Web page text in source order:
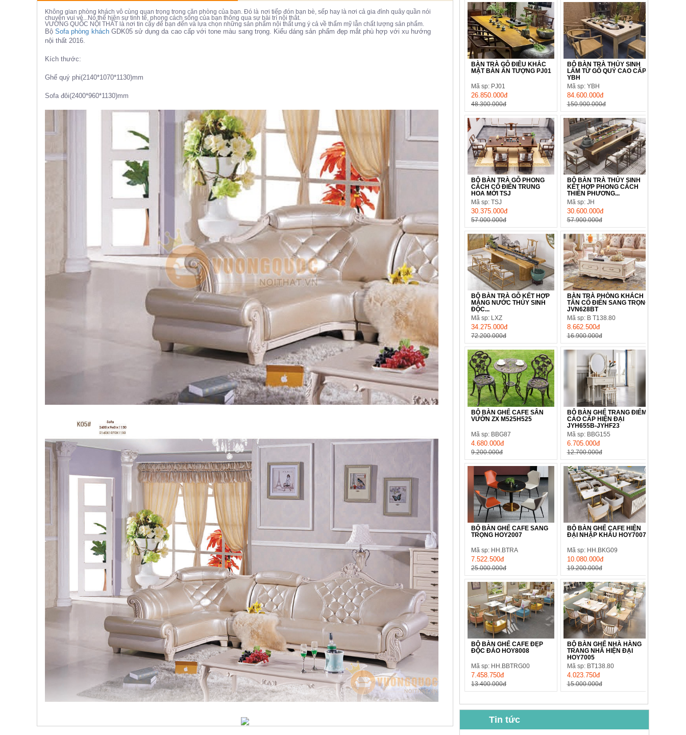
Không gian phòng khách vô cùng quan trọng trong căn phòng của bạn. Đó là nơi tiếp đón bạn bè, sếp hay là nơi cả gia đình quây quần nói
chuyện vui vẻ...Nó thể hiện sự tinh tế, phong cách sống của bạn thông qua sự bài trí nội thât.
VƯƠNG QUỐC NỘI THẤT là nơi tin cậy để bạn đến và lựa chọn những sản phẩm nội thất ưng ý cả về thẩm mỹ lẫn chất lượng sản phẩm.
BộSofa phòng kháchGDK05 sử dụng da cao cấp với tone màu sang trọng. Kiểu dáng sản phẩm đẹp mắt phù hợp với xu hướng
nội thất 2016.
Kích thước:
Ghế quý phi(2140*1070*1130)mm
Sofa đôi(2400*960*1130)mm
BÀN TRÀ GỖ ĐIÊU KHẮC
MẶT BÀN ẤN TƯỢNG PJ01
Mã sp: PJ01
26.850.000đ
48.300.000đ
BỘ BÀN TRÀ THỦY SINH
LÀM TỪ GỖ QUÝ CAO CẤP
YBH
Mã sp: YBH
84.600.000đ
150.900.000đ
BỘ BÀN TRÀ GỖ PHONG
CÁCH CỔ ĐIỂN TRUNG
HOA MỚI TSJ
Mã sp: TSJ
30.375.000đ
57.000.000đ
BỘ BÀN TRÀ THỦY SINH
KẾT HỢP PHONG CÁCH
THIỀN PHƯƠNG...
Mã sp: JH
30.600.000đ
57.900.000đ
BỘ BÀN TRÀ GỖ KẾT HỢP
MÁNG NƯỚC THỦY SINH
ĐỘC...
Mã sp: LXZ
34.275.000đ
72.200.000đ
BÀN TRÀ PHÒNG KHÁCH
TÂN CỔ ĐIỂN SANG TRỌNG
JVN628BT
Mã sp: B T138.80
8.662.500đ
16.900.000đ
BỘ BÀN GHẾ CAFE SÂN
VƯỜN ZX M525H525
Mã sp: BBG87
4.680.000đ
9.200.000đ
BỘ BÀN GHẾ TRANG ĐIỂM
CAO CẤP HIỆN ĐẠI
JYH655B-JYHF23
Mã sp: BBG155
6.705.000đ
12.700.000đ
BỘ BÀN GHẾ CAFE SANG
TRỌNG HOY2007
Mã sp: HH.BTRA
7.522.500đ
25.000.000đ
BỘ BÀN GHẾ CAFE HIỆN
ĐẠI NHẬP KHẨU HOY7007
Mã sp: HH.BKG09
10.080.000đ
19.200.000đ
BỘ BÀN GHẾ CAFE ĐẸP
ĐỘC ĐÁO HOY8008
Mã sp: HH.BBTRG00
7.458.750đ
13.400.000đ
BỘ BÀN GHẾ NHÀ HÀNG
TRANG NHÃ HIỆN ĐẠI
HOY7005
Mã sp: BT138.80
4.023.750đ
15.000.000đ
Tin tức